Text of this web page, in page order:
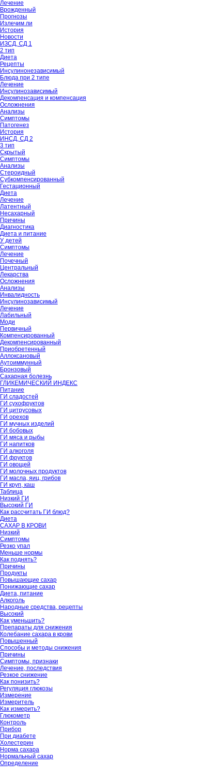
Лечение
Врожденный
Прогнозы
Излечим ли
История
Новости
ИЗСД, СД 1
2 тип
Диета
Рецепты
Инсулинонезависимый
Блюда при 2 типе
Лечение
Инсулинозависимый
Декомпенсация и компенсация
Осложнения
Анализы
Симптомы
Патогенез
История
ИНСД, СД 2
3 тип
Скрытый
Симптомы
Анализы
Стероидный
Субкомпенсированный
Гестационный
Диета
Лечение
Латентный
Несахарный
Причины
Диагностика
Диета и питание
У детей
Симптомы
Лечение
Почечный
Центральный
Лекарства
Осложнения
Анализы
Инвалидность
Инсулинозависимый
Лечение
Лабильный
Моди
Первичный
Компенсированный
Декомпенсированный
Приобретенный
Аллоксановый
Аутоиммунный
Бронзовый
Сахарная болезнь
ГЛИКЕМИЧЕСКИЙ ИНДЕКС
Питание
ГИ сладостей
ГИ сухофруктов
ГИ цитрусовых
ГИ орехов
ГИ мучных изделий
ГИ бобовых
ГИ мяса и рыбы
ГИ напитков
ГИ алкоголя
ГИ фруктов
ГИ овощей
ГИ молочных продуктов
ГИ масла, яиц, грибов
ГИ круп, каш
Таблица
Низкий ГИ
Высокий ГИ
Как рассчитать ГИ блюд?
Диета
САХАР В КРОВИ
Низкий
Симптомы
Резко упал
Меньше нормы
Как поднять?
Причины
Продукты
Повышающие сахар
Понижающие сахар
Диета, питание
Алкоголь
Народные средства, рецепты
Высокий
Как уменьшить?
Препараты для снижения
Колебание сахара в крови
Повышенный
Способы и методы снижения
Причины
Симптомы, признаки
Лечение, последствия
Резкое снижение
Как понизить?
Регуляция глюкозы
Измерение
Измеритель
Как измерить?
Глюкометр
Контроль
Прибор
При диабете
Холестерин
Норма сахара
Нормальный сахар
Определение